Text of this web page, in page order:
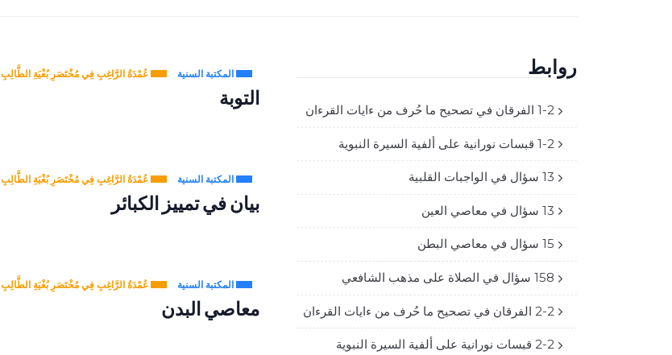
روابط
1-2 الفرقان في تصحيح ما حُرف من ءايات القرءان
1-2 قبسات نورانية على ألفية السيرة النبوية
13 سؤال في الواجبات القلبية
13 سؤال في معاصي العين
15 سؤال في معاصي البطن
158 سؤال في الصلاة على مذهب الشافعي
2-2 الفرقان في تصحيح ما حُرف من ءايات القرءان
2-2 قبسات نورانية على ألفية السيرة النبوية
المكتبة السنية عُمْدَةُ الرَّاغِبِ فِي مُخْتَصَرِ بُغْيَةِ الطَّالِبِ
التوبة
المكتبة السنية عُمْدَةُ الرَّاغِبِ فِي مُخْتَصَرِ بُغْيَةِ الطَّالِبِ
بيان في تمييز الكبائر
المكتبة السنية عُمْدَةُ الرَّاغِبِ فِي مُخْتَصَرِ بُغْيَةِ الطَّالِبِ
معاصي البدن